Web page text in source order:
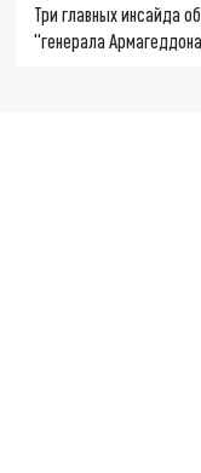
Три главных инсайда
"генерала